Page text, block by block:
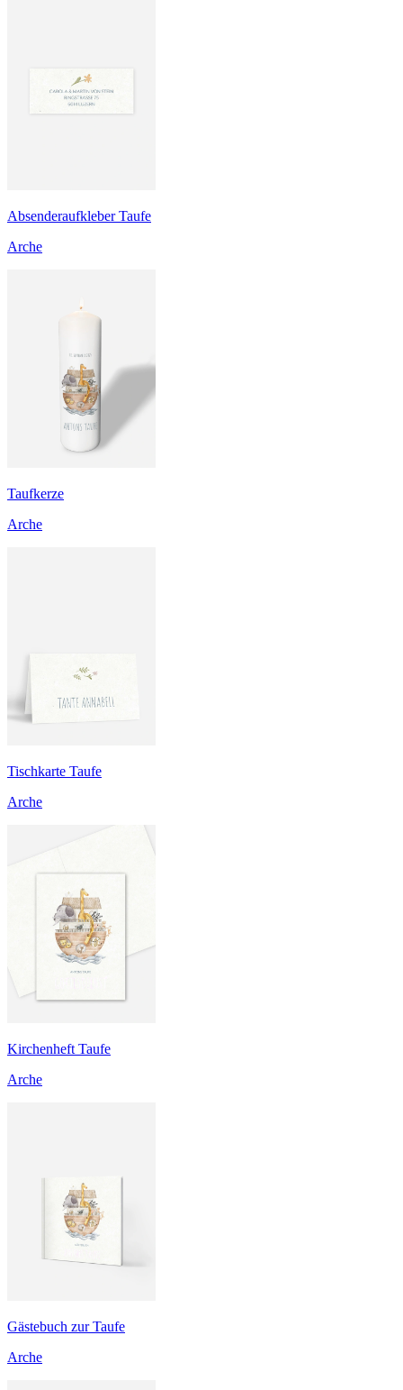
Absenderaufkleber Taufe
Arche
Taufkerze
Arche
Tischkarte Taufe
Arche
Kirchenheft Taufe
Arche
Gästebuch zur Taufe
Arche